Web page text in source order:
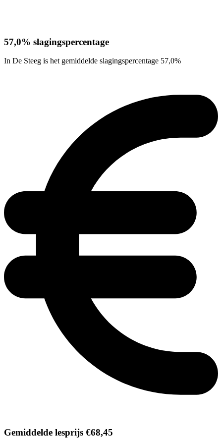
57,0% slagingspercentage
In De Steeg is het gemiddelde slagingspercentage 57,0%
Gemiddelde lesprijs €68,45